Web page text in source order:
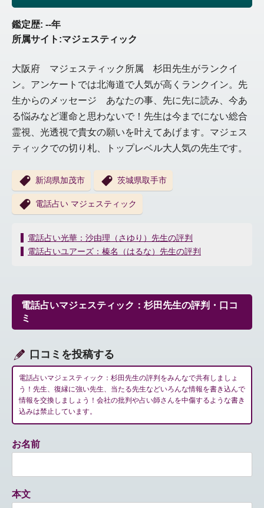
鑑定歴: --年
所属サイト:マジェスティック
大阪府 マジェスティック所属 杉田先生がランクイ
ン。アンケートでは北海道で人気が高くランクイン。先
生からのメッセージ あなたの事、先に先に読み、今あ
る悩みなど運命と思わないで！先生は今までにない総合
霊視、光透視で貴女の願いを叶えてあげます。マジェス
ティックでの切り札、トップレベル大人気の先生です。
新潟県加茂市 茨城県取手市
電話占い マジェスティック
投
稿
ー
シ
ョ
電話占い光華：沙由理（さゆり）先生の評判
電話占いユアーズ：榛名（はるな）先生の評判
電話占いマジェスティック：杉田先生の評判・口コ
ミ
口コミを投稿する
電話占いマジェスティック：杉田先生の評判をみんなで共有しましょ
う！先生、復縁に強い先生、当たる先生などいろんな情報を書き込んで
情報を交換しましょう！会社の批判や占い師さんを中傷するような書き
込みは禁止しています。
お名前
本文